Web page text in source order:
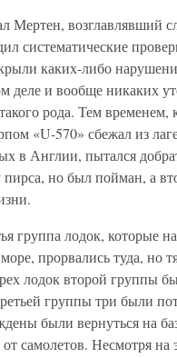
Мертен, возглавлявший
систематические
каких-либо
деле и вообще никаких
рода. Тем временем,
«U-570» сбежал из
в Англии, пытался
пирса, но был пойман, а
группа лодок, которые
прорвались туда, но
лодок второй группы
группы три были
были вернуться на
самолетов. Несмотря на